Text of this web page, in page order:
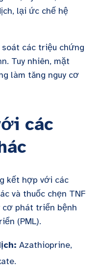
lại ức chế hệ
các triệu chứng
Tuy nhiên, mặt
làm tăng nguy cơ
các
kết hợp với các
và thuốc chẹn TNF
cơ phát triển bệnh
(PML).
Azathioprine,